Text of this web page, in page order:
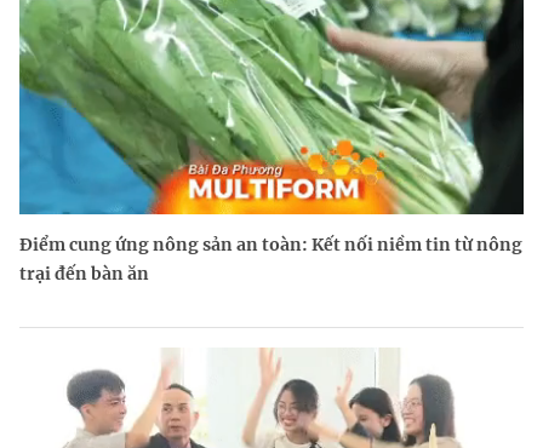
Điểm cung ứng nông sản an toàn: Kết nối niềm tin từ nông
trại đến bàn ăn